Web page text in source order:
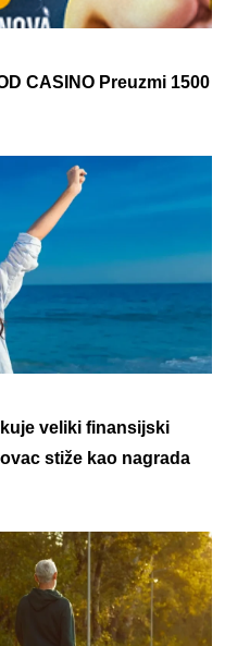
CASINO Preuzmi 1500
veliki finansijski
stiže kao nagrada